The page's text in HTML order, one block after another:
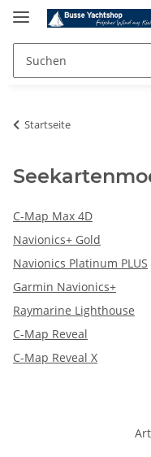
Startseite
C-Map Max 4D
Navionics+ Gold
Navionics Platinum PLUS
Garmin Navionics+
Raymarine Lighthouse
C-Map Reveal
C-Map Reveal X